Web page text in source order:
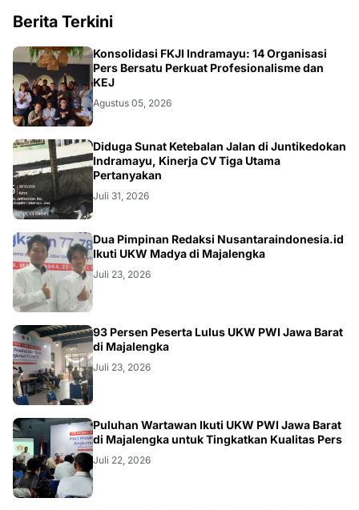
Berita Terkini
Konsolidasi FKJI Indramayu: 14 Organisasi
Pers Bersatu Perkuat Profesionalisme dan
KEJ
Agustus 05, 2026
KRIMINAL
Diduga Sunat Ketebalan Jalan di Juntikedokan
Indramayu, Kinerja CV Tiga Utama
Pertanyakan
Juli 31, 2026
Dua Pimpinan Redaksi Nusantaraindonesia.id
Ikuti UKW Madya di Majalengka
Juli 23, 2026
93 Persen Peserta Lulus UKW PWI Jawa Barat
di Majalengka
Juli 23, 2026
Puluhan Wartawan Ikuti UKW PWI Jawa Barat
di Majalengka untuk Tingkatkan Kualitas Pers
Juli 22, 2026